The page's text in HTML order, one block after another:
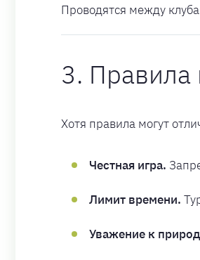
Проводятся между
3. Правила
Хотя правила могут
Честная игра.
Лимит времени.
Уважение к